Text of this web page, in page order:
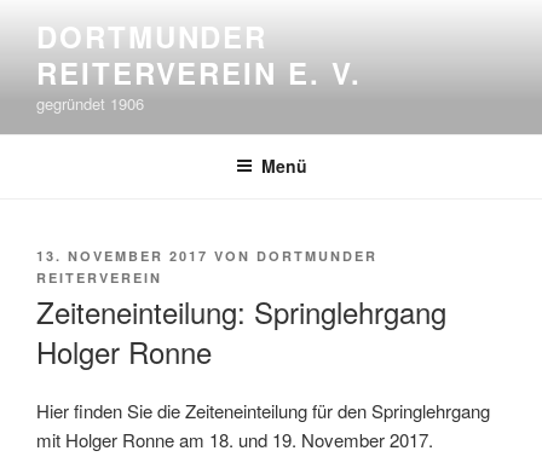
springen
DORTMUNDER
REITERVEREIN E. V.
gegründet 1906
Menü
VERÖFFENTLICHT
AM
13. NOVEMBER 2017 VON DORTMUNDER
REITERVEREIN
Zeiteneinteilung: Springlehrgang
Holger Ronne
Hier finden Sie die Zeiteneinteilung für den Springlehrgang
mit Holger Ronne am 18. und 19. November 2017.